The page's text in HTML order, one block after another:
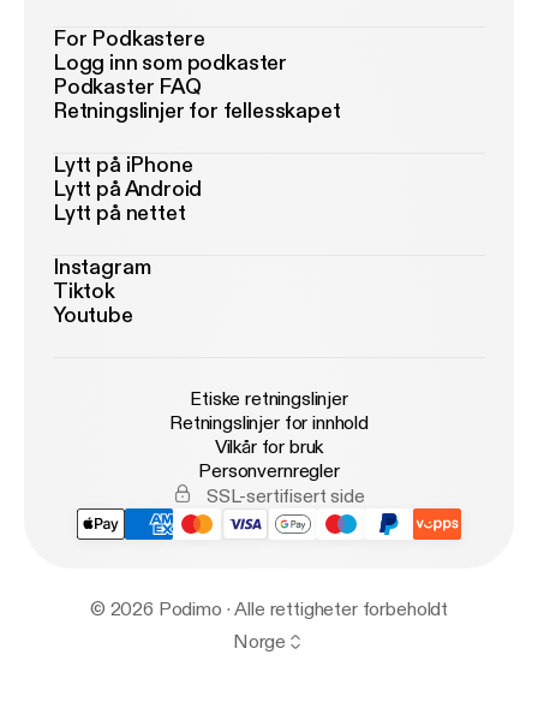
For Podkastere
Logg inn som podkaster
Podkaster FAQ
Retningslinjer for fellesskapet
Lytt på iPhone
Lytt på Android
Lytt på nettet
Instagram
Tiktok
Youtube
Etiske retningslinjer
Retningslinjer for innhold
Vilkår for bruk
Personvernregler
SSL-sertifisert side
© 2026 Podimo · Alle rettigheter forbeholdt
Norge